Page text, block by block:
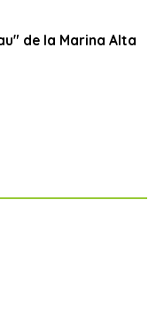
de la Marina Alta